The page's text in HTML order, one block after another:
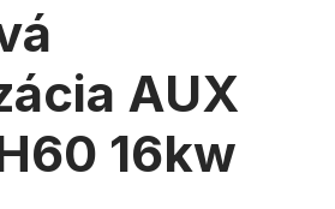
AUX
16kw